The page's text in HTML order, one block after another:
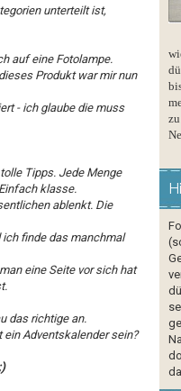
unterteilt ist,
auf eine Fotolampe.
Produkt war mir nun
- ich glaube die muss
Tipps. Jede Menge
klasse.
ablenkt. Die
finde das manchmal
eine Seite vor sich hat
das richtige an.
Adventskalender sein?